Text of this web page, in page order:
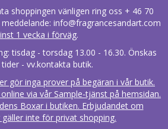
shoppingen vänligen ring oss + 46 70
info@fragrancesandart.com
1 vecka i förväg.
tisdag - torsdag 13.00 - 16.30. Önskas
tider - vv.kontakta butik.
gör inga prover på begäran i vår butik.
via vår Sample-tjänst på hemsidan.
Boxar i butiken. Erbjudandet om
inte för privat shopping.